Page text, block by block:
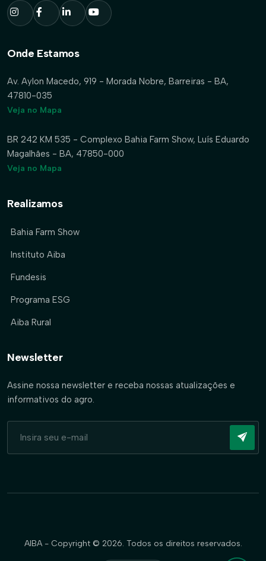
Onde Estamos
Av. Aylon Macedo, 919 - Morada Nobre, Barreiras - BA,
47810-035
Veja no Mapa
BR 242 KM 535 - Complexo Bahia Farm Show, Luís Eduardo
Magalhães - BA, 47850-000
Veja no Mapa
Realizamos
Bahia Farm Show
Instituto Aiba
Fundesis
Programa ESG
Aiba Rural
Newsletter
Assine nossa newsletter e receba nossas atualizações e
informativos do agro.
AIBA - Copyright © 2026. Todos os direitos reservados.